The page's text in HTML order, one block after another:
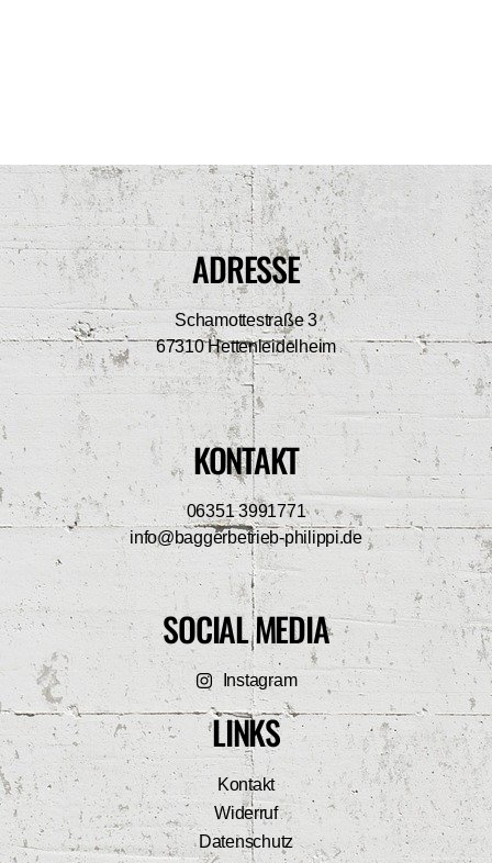
ADRESSE
Schamottestraße 3
67310 Hettenleidelheim
KONTAKT
06351 3991771
info@baggerbetrieb-philippi.de
SOCIAL MEDIA
Instagram
LINKS
Kontakt
Widerruf
Datenschutz